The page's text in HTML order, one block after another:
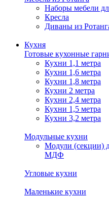
Наборы мебели
Кресла
Диваны из
Кухня
Готовые кухонные
Кухни 1,1 метра
Кухни 1,6 метра
Кухни 1,8 метра
Кухни 2 метра
Кухни 2,4 метра
Кухни 1,5 метра
Кухни 3,2 метра
Модульные кухни
Модули (секции)
МДФ
Угловые кухни
Маленькие кухни